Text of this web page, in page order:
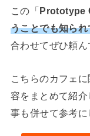
この「 Prototype
うことでも知ら
合わせてぜひ頼ん
こちらのカフェ
容をまとめて紹
事も併せて参考